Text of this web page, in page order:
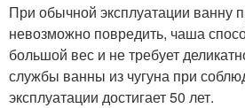
При обычной эксплуатации ванну
невозможно повредить, чаша
большой вес и не требует
службы ванны из чугуна при
эксплуатации достигает 50 лет.